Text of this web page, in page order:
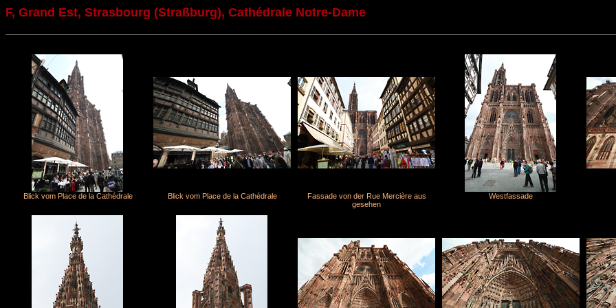
F, Grand Est, Strasbourg (Straßburg), Cathédrale Notre-Dame
Blick vom Place de la Cathédrale Blick vom Place de la Cathédrale
Fassade von der Rue Mercière aus
gesehen
Westfassade